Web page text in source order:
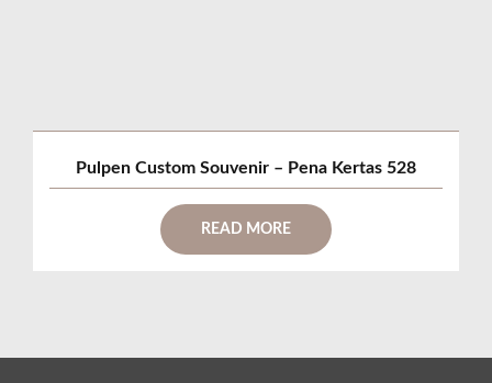
Pulpen Custom Souvenir – Pena Kertas 528
READ MORE